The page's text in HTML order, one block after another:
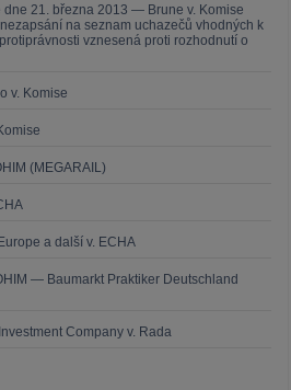
21. března 2013 — Brune v. Komise
na seznam uchazečů vhodných k
vznesená proti rozhodnutí o
v. Komise
(MEGARAIL)
a další v. ECHA
— Baumarkt Praktiker Deutschland
Company v. Rada
Kurzy lektora